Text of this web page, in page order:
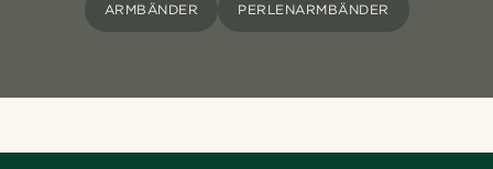
ARMBÄNDER PERLENARMBÄNDER